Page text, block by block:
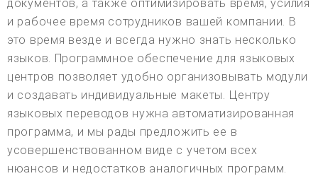
документов, а также оптимизировать время, усилия
и рабочее время сотрудников вашей компании. В
это время везде и всегда нужно знать несколько
языков. Программное обеспечение для языковых
центров позволяет удобно организовывать модули
и создавать индивидуальные макеты. Центру
языковых переводов нужна автоматизированная
программа, и мы рады предложить ее в
усовершенствованном виде с учетом всех
нюансов и недостатков аналогичных программ.